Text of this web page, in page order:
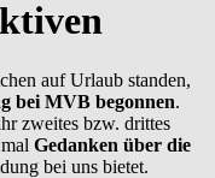
auf Urlaub standen,
bei MVB begonnen.
zweites bzw. drittes
Gedanken über die
bei uns bietet.